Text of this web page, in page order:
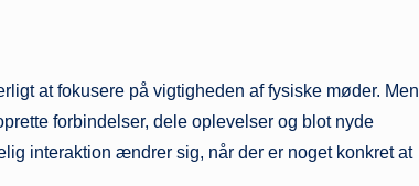
at fokusere på vigtigheden af fysiske møder. Men
forbindelser, dele oplevelser og blot nyde
interaktion ændrer sig, når der er noget konkret at